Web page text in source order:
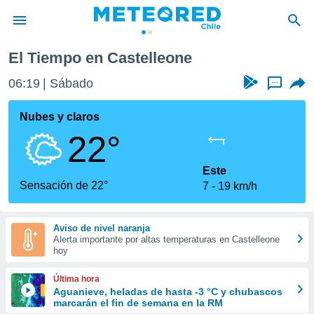
de
por
que se
calidad.
a este
las
y
forma
digital
basada
El Tiempo en Castelleone
06:19 Sábado ...
Nubes y claros
22°
Sensación de 22°
Este
7
19 km/h
Aviso de nivel naranja
Alerta importante por altas temperaturas en Castelleone
hoy
Última hora
Aguanieve, heladas de hasta -3 °C y chubascos
marcarán el fin de semana en la RM